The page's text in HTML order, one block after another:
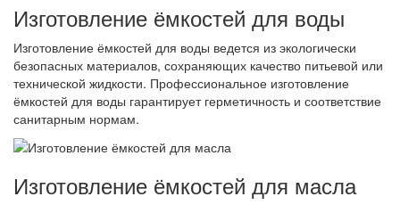
Изготовление ёмкостей для воды
Изготовление ёмкостей для воды ведется из экологически
безопасных материалов, сохраняющих качество питьевой или
технической жидкости. Профессиональное изготовление
ёмкостей для воды гарантирует герметичность и соответствие
санитарным нормам.
Изготовление ёмкостей для масла